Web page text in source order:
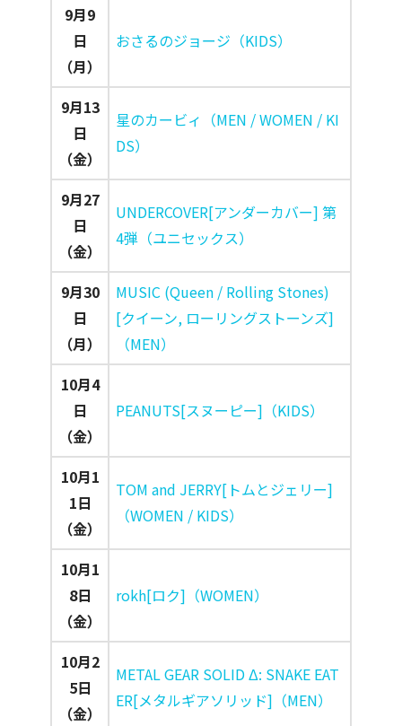
9月9
日
（月）
おさるのジョージ（KIDS）
9月13
日
（金）
星のカービィ（MEN / WOMEN / KI
DS）
9月27
日
（金）
UNDERCOVER[アンダーカバー] 第
4弾（ユニセックス）
9月30
日
（月）
MUSIC (Queen / Rolling Stones)
[クイーン, ローリングストーンズ]
（MEN）
10月4
日
（金）
PEANUTS[スヌーピー]（KIDS）
10月1
1日
（金）
TOM and JERRY[トムとジェリー]
（WOMEN / KIDS）
10月1
8日
（金）
rokh[ロク]（WOMEN）
10月2
5日
（金）
METAL GEAR SOLID Δ: SNAKE EAT
ER[メタルギアソリッド]（MEN）